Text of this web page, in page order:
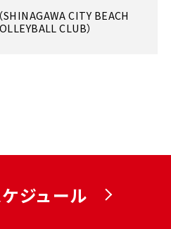
（SHINAGAWA CITY BEACH
CLUB）
ジュール